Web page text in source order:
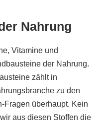
Nahrung
Vitamine und
der Nahrung.
zählt in
zu den
Fragen überhaupt. Kein
aus diesen Stoffen die